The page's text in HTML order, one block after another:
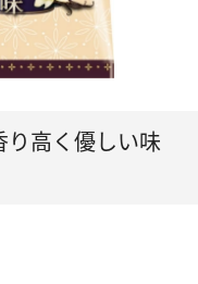
り高く優しい味